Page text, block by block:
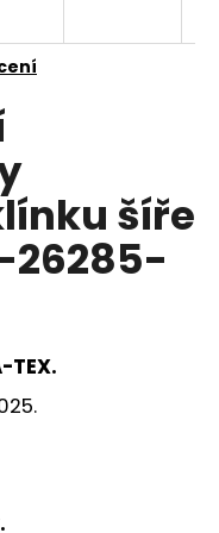
šíře
26285-